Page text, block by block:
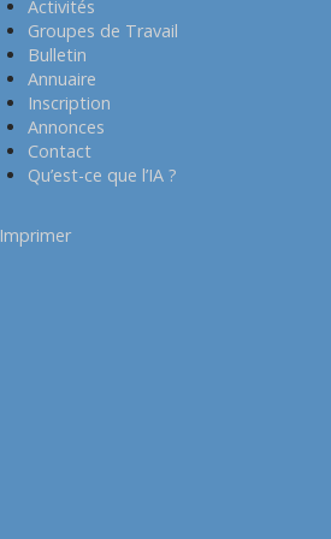
Activités
Groupes de Travail
Bulletin
Annuaire
Inscription
Annonces
Contact
Qu’est-ce que l’IA ?
Imprimer